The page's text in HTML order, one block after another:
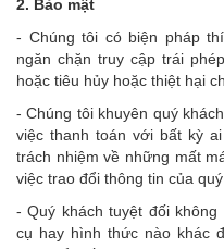
2. Bảo mật
- Chúng tôi có biện pháp
ngăn chặn truy cập trái
hoặc tiêu hủy hoặc thiệt hại
- Chúng tôi khuyên quý
việc thanh toán với bất kỳ
trách nhiệm về những mất
việc trao đổi thông tin của
- Quý khách tuyệt đối
cụ hay hình thức nào khác